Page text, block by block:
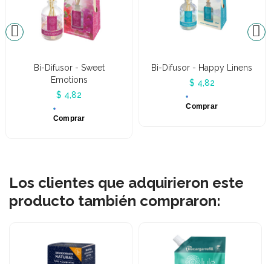
Bi-Difusor - Sweet
Emotions
$ 4,82
Comprar
Bi-Difusor - Happy Linens
$ 4,82
Comprar
Los clientes que adquirieron este
producto también compraron: